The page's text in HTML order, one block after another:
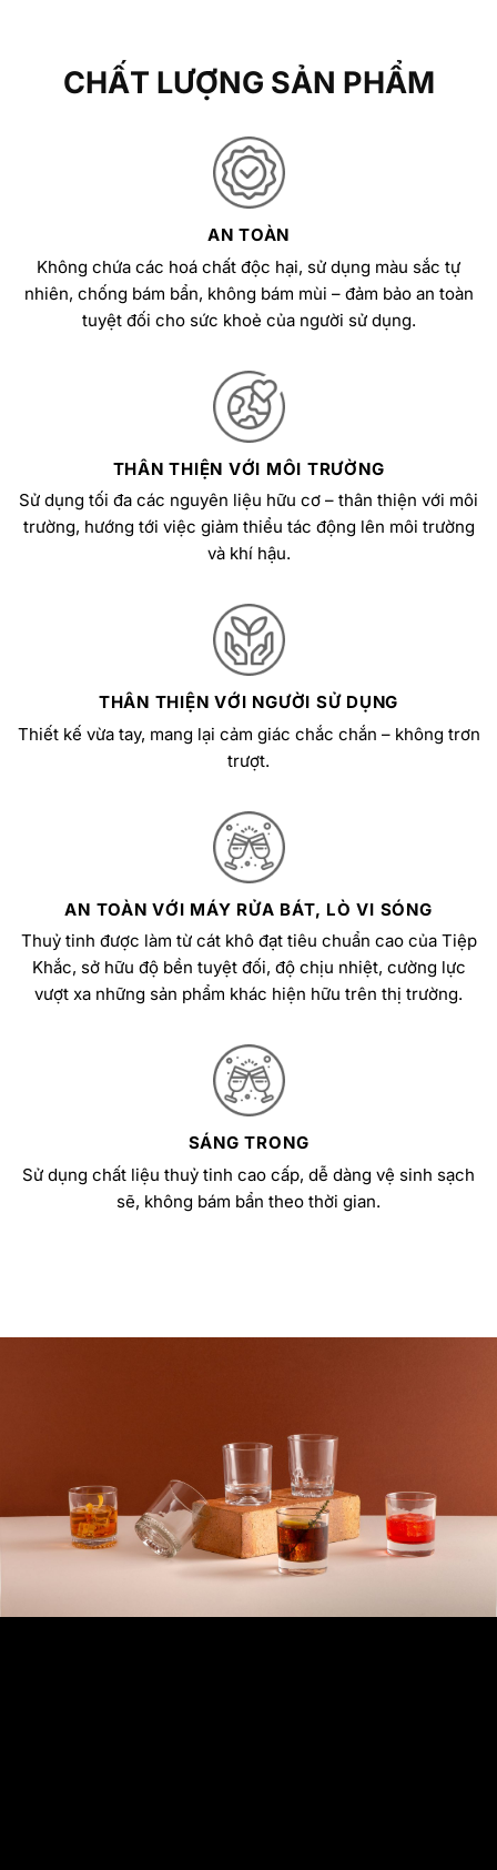
CHẤT LƯỢNG SẢN PHẨM
AN TOÀN
Không chứa các hoá chất độc hại, sử dụng màu sắc tự
nhiên, chống bám bẩn, không bám mùi – đảm bảo an toàn
tuyệt đối cho sức khoẻ của người sử dụng.
THÂN THIỆN VỚI MÔI TRƯỜNG
Sử dụng tối đa các nguyên liệu hữu cơ – thân thiện với môi
trường, hướng tới việc giảm thiểu tác động lên môi trường
và khí hậu.
THÂN THIỆN VỚI NGƯỜI SỬ DỤNG
Thiết kế vừa tay, mang lại cảm giác chắc chắn – không trơn
trượt.
AN TOÀN VỚI MÁY RỬA BÁT, LÒ VI SÓNG
Thuỷ tinh được làm từ cát khô đạt tiêu chuẩn cao của Tiệp
Khắc, sở hữu độ bền tuyệt đối, độ chịu nhiệt, cường lực
vượt xa những sản phẩm khác hiện hữu trên thị trường.
SÁNG TRONG
Sử dụng chất liệu thuỷ tinh cao cấp, dễ dàng vệ sinh sạch
sẽ, không bám bẩn theo thời gian.